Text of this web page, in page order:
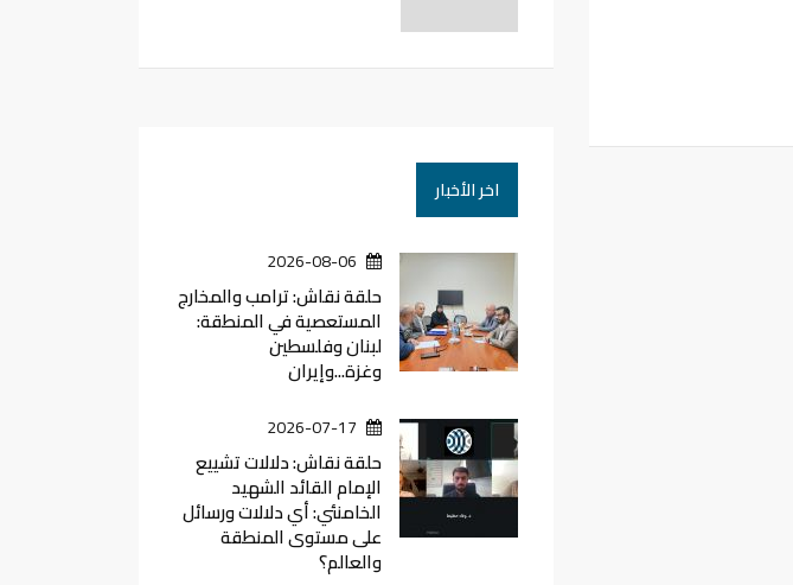
اخر الأخبار
2026-08-06
حلقة نقاش: ترامب والمخارج
المستعصية في المنطقة:
لبنان وفلسطين
وغزة...وإيران
2026-07-17
حلقة نقاش: دلالات تشييع
الإمام القائد الشهيد
الخامنئي: أي دلالات ورسائل
على مستوى المنطقة
والعالم؟